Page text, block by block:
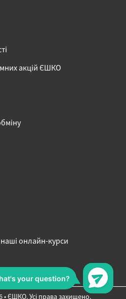
акцій ЄШКО
онлайн-курси
• ЄШКО. Усі права захищено.